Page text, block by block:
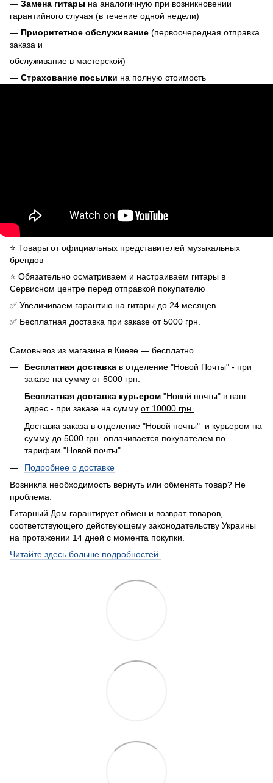
— Замена гитары на аналогичную при возникновении
гарантийного случая (в течение одной недели)
— Приоритетное обслуживание (первоочередная отправка
заказа и
обслуживание в мастерской)
— Страхование посылки на полную стоимость
⭐️ Товары от официальных представителей музыкальных
брендов
⭐️ Обязательно осматриваем и настраиваем гитары в
Сервисном центре перед отправкой покупателю
✅ Увеличиваем гарантию на гитары до 24 месяцев
✅ Бесплатная доставка при заказе от 5000 грн.
Самовывоз из магазина в Киеве — бесплатно
Бесплатная доставка в отделение "Новой Почты" - при
заказе на сумму от 5000 грн.
Бесплатная доставка курьером "Новой почты" в ваш
адрес - при заказе на сумму от 10000 грн.
Доставка заказа в отделение "Новой почты" и курьером на
сумму до 5000 грн. оплачивается покупателем по
тарифам "Новой почты"
Подробнее о доставке
Возникла необходимость вернуть или обменять товар? Не
проблема.
Гитарный Дом гарантирует обмен и возврат товаров,
соответствующего действующему законодательству Украины
на протажении 14 дней с момента покупки.
Читайте здесь больше подробностей.